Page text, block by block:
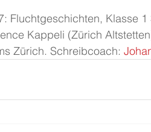
Fluchtgeschichten, Klasse
Kappeli (Zürich
Zürich. Schreibcoach: